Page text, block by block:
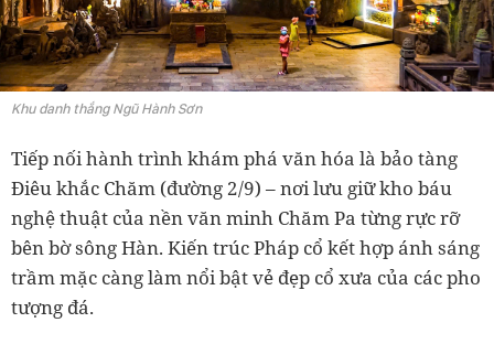
Khu danh thắng Ngũ Hành Sơn
Tiếp nối hành trình khám phá văn hóa là bảo tàng
Điêu khắc Chăm (đường 2/9) – nơi lưu giữ kho báu
nghệ thuật của nền văn minh Chăm Pa từng rực rỡ
bên bờ sông Hàn. Kiến trúc Pháp cổ kết hợp ánh sáng
trầm mặc càng làm nổi bật vẻ đẹp cổ xưa của các pho
tượng đá.